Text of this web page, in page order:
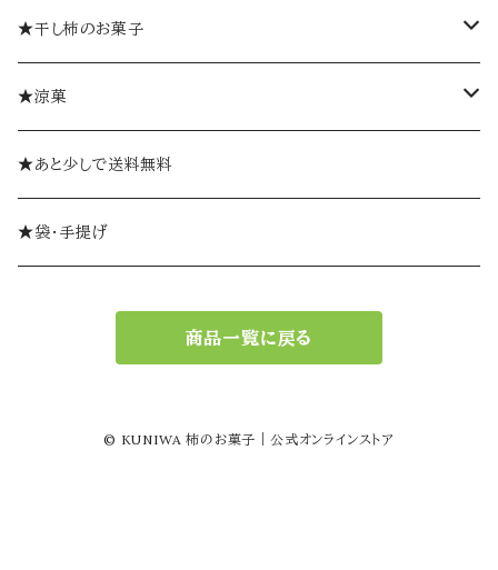
ゼリーギフト
ミルフィーユギフト
個袋
おひとつから
袋入り
ミルフィーユ（単品）
★干し柿のお菓子
柿巻
やま柿
ミルフィーユ
★涼菓
ゼリー
おひとつから
ようかん
★あと少しで送料無料
★袋・手提げ
商品一覧に戻る
© KUNIWA 柿のお菓子｜公式オンラインストア